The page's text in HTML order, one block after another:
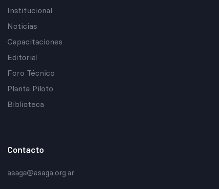
Institucional
Noticias
Capacitaciones
Editorial
Foro Técnico
Planta Piloto
Biblioteca
Contacto
asaga@asaga.org.ar